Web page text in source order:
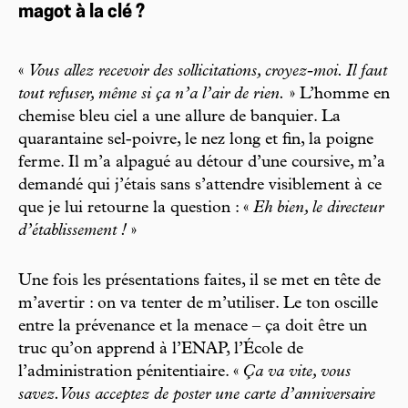
magot à la clé ?
« Vous allez recevoir des sollicitations, croyez-moi. Il faut
tout refuser, même si ça n’a l’air de rien. » L’homme en
chemise bleu ciel a une allure de banquier. La
quarantaine sel-poivre, le nez long et fin, la poigne
ferme. Il m’a alpagué au détour d’une coursive, m’a
demandé qui j’étais sans s’attendre visiblement à ce
que je lui retourne la question : « Eh bien, le directeur
d’établissement ! »
Une fois les présentations faites, il se met en tête de
m’avertir : on va tenter de m’utiliser. Le ton oscille
entre la prévenance et la menace – ça doit être un
truc qu’on apprend à l’ENAP, l’École de
l’administration pénitentiaire. « Ça va vite, vous
savez. Vous acceptez de poster une carte d’anniversaire